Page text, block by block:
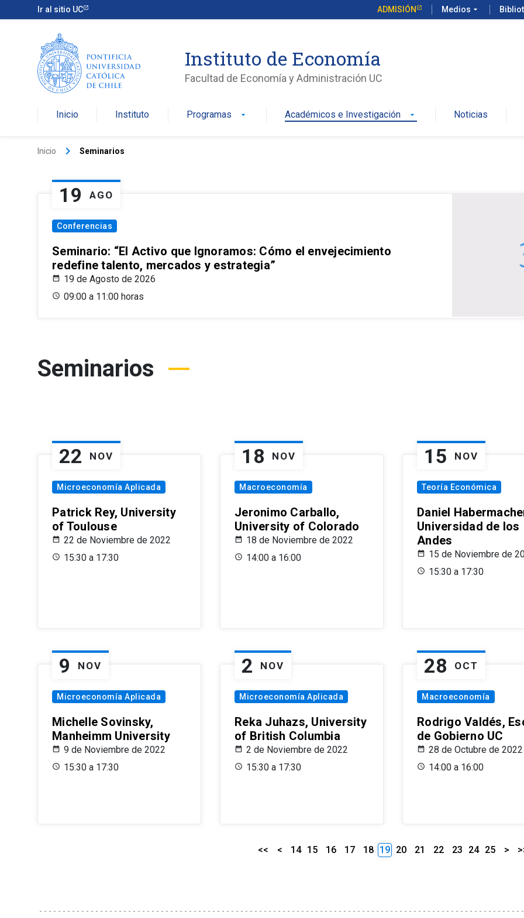
Ir al sitio UC ADMISIÓN Medios arrow_drop_down
Instituto de Economía
Facultad de Economía y Administración UC
Inicio Instituto Programas arrow_drop_down Académicos e Investigación arrow_drop_down Noticias
Inicio keyboard_arrow_right Seminarios
19 AGO
Conferencias
Seminario: “El Activo que Ignoramos: Cómo el envejecimiento
redefine talento, mercados y estrategia”
19 de Agosto de 2026
09:00 a 11:00 horas
Seminarios
22 NOV
Microeconomía Aplicada
Patrick Rey, University
of Toulouse
22 de Noviembre de 2022
15:30 a 17:30
18 NOV
Macroeconomía
Jeronimo Carballo,
University of Colorado
18 de Noviembre de 2022
14:00 a 16:00
15 NOV
Teoría Económica
Daniel
Universidad de los
Andes
15 de Noviembre de
15:30 a 17:30
9 NOV
Microeconomía Aplicada
Michelle Sovinsky,
Manheimm University
9 de Noviembre de 2022
15:30 a 17:30
2 NOV
Microeconomía Aplicada
Reka Juhazs, University
of British Columbia
2 de Noviembre de 2022
15:30 a 17:30
28 OCT
Macroeconomía
Rodrigo Valdés,
de Gobierno UC
28 de Octubre de 2022
14:00 a 16:00
<< < 14 15 16 17 18 19 20 21 22 23 24 25 >